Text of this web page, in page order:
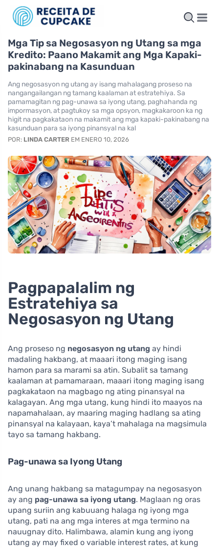
Mga Tip sa Negosasyon ng Utang sa mga
Kredito: Paano Makamit ang Mga Kapaki-
pakinabang na Kasunduan
Ang negosasyon ng utang ay isang mahalagang proseso na
nangangailangan ng tamang kaalaman at estratehiya. Sa
pamamagitan ng pag-unawa sa iyong utang, paghahanda ng
impormasyon, at pagtukoy sa mga opsyon, magkakaroon ka ng
higit na pagkakataon na makamit ang mga kapaki-pakinabang na
kasunduan para sa iyong pinansyal na kal
POR: LINDA CARTER EM ENERO 10, 2026
Pagpapalalim ng
Estratehiya sa
Negosasyon ng Utang
Ang proseso ng negosasyon ng utang ay hindi
madaling hakbang, at maaari itong maging isang
hamon para sa marami sa atin. Subalit sa tamang
kaalaman at pamamaraan, maaari itong maging isang
pagkakataon na magbago ng ating pinansyal na
kalagayan. Ang mga utang, kung hindi ito maayos na
napamahalaan, ay maaring maging hadlang sa ating
pinansyal na kalayaan, kaya’t mahalaga na magsimula
tayo sa tamang hakbang.
Pag-unawa sa Iyong Utang
Ang unang hakbang sa matagumpay na negosasyon
ay ang pag-unawa sa iyong utang. Maglaan ng oras
upang suriin ang kabuuang halaga ng iyong mga
utang, pati na ang mga interes at mga termino na
nauugnay dito. Halimbawa, alamin kung ang iyong
utang ay may fixed o variable interest rates, at kung